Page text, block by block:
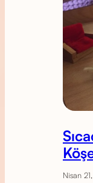
Nisan